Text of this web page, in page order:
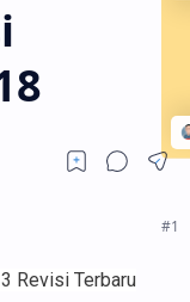
Revisi Terbaru